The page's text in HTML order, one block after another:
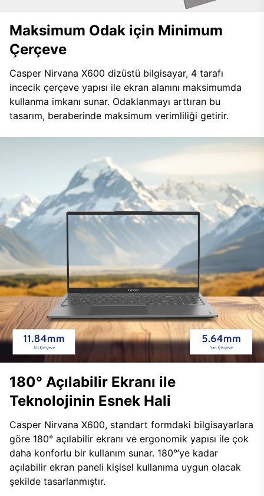
Maksimum Odak için Minimum
Çerçeve
Casper Nirvana X600 dizüstü bilgisayar, 4 tarafı
incecik çerçeve yapısı ile ekran alanını maksimumda
kullanma imkanı sunar. Odaklanmayı arttıran bu
tasarım, beraberinde maksimum verimliliği getirir.
180° Açılabilir Ekranı ile
Teknolojinin Esnek Hali
Casper Nirvana X600, standart formdaki bilgisayarlara
göre 180° açılabilir ekranı ve ergonomik yapısı ile çok
daha konforlu bir kullanım sunar. 180°’ye kadar
açılabilir ekran paneli kişisel kullanıma uygun olacak
şekilde tasarlanmıştır.